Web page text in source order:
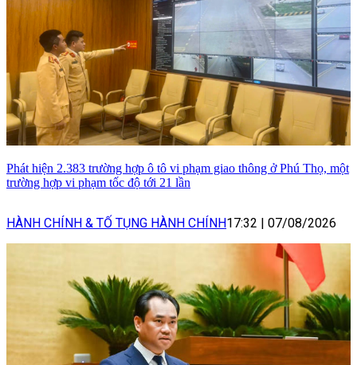
Phát hiện 2.383 trường hợp ô tô vi phạm giao thông ở Phú Thọ, một
trường hợp vi phạm tốc độ tới 21 lần
HÀNH CHÍNH & TỐ TỤNG HÀNH CHÍNH17:32 07/08/2026